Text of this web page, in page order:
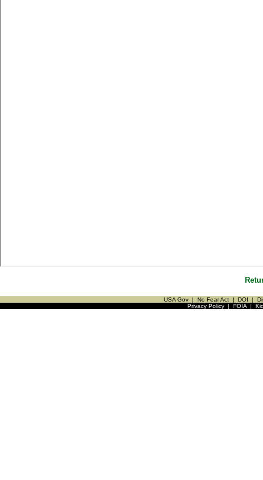
USA Gov | No Fear Act | DOI |
Privacy Policy| FOIA|